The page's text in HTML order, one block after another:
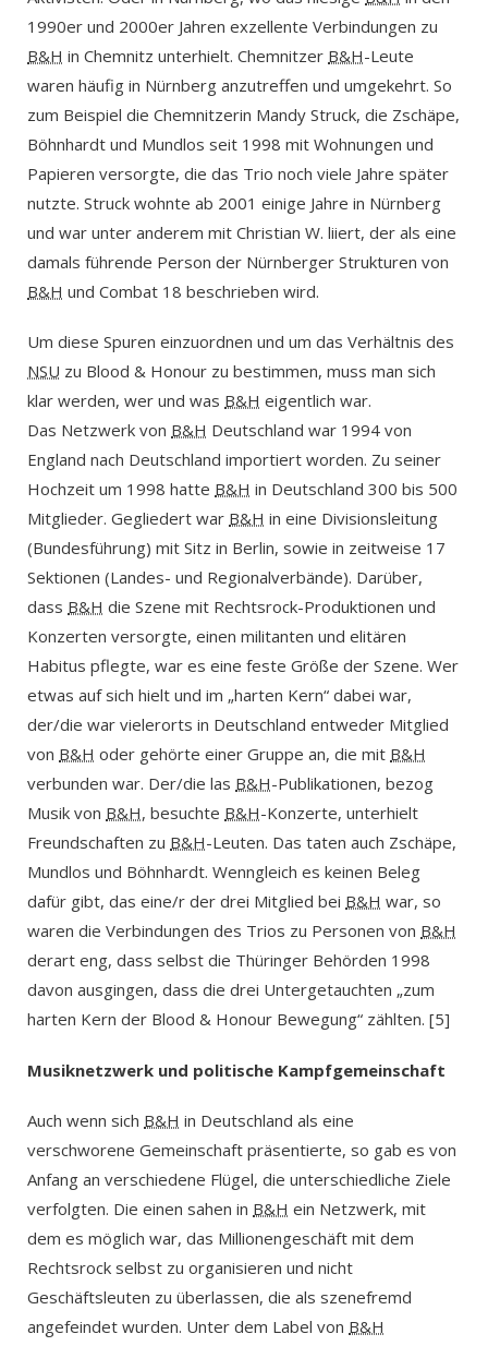
1990er und 2000er Jahren exzellente Verbindungen zu
B&H in Chemnitz unterhielt. Chemnitzer B&H-Leute
waren häufig in Nürnberg anzutreffen und umgekehrt. So
zum Beispiel die Chemnitzerin Mandy Struck, die Zschäpe,
Böhnhardt und Mundlos seit 1998 mit Wohnungen und
Papieren versorgte, die das Trio noch viele Jahre später
nutzte. Struck wohnte ab 2001 einige Jahre in Nürnberg
und war unter anderem mit Christian W. liiert, der als eine
damals führende Person der Nürnberger Strukturen von
B&H und Combat 18 beschrieben wird.
Um diese Spuren einzuordnen und um das Verhältnis des
NSU zu Blood & Honour zu bestimmen, muss man sich
klar werden, wer und was B&H eigentlich war.
Das Netzwerk von B&H Deutschland war 1994 von
England nach Deutschland importiert worden. Zu seiner
Hochzeit um 1998 hatte B&H in Deutschland 300 bis 500
Mitglieder. Gegliedert war B&H in eine Divisionsleitung
(Bundesführung) mit Sitz in Berlin, sowie in zeitweise 17
Sektionen (Landes- und Regionalverbände). Darüber,
dass B&H die Szene mit Rechtsrock-Produktionen und
Konzerten versorgte, einen militanten und elitären
Habitus pflegte, war es eine feste Größe der Szene. Wer
etwas auf sich hielt und im „harten Kern“ dabei war,
der/die war vielerorts in Deutschland entweder Mitglied
von B&H oder gehörte einer Gruppe an, die mit B&H
verbunden war. Der/die las B&H-Publikationen, bezog
Musik von B&H, besuchte B&H-Konzerte, unterhielt
Freundschaften zu B&H-Leuten. Das taten auch Zschäpe,
Mundlos und Böhnhardt. Wenngleich es keinen Beleg
dafür gibt, das eine/r der drei Mitglied bei B&H war, so
waren die Verbindungen des Trios zu Personen von B&H
derart eng, dass selbst die Thüringer Behörden 1998
davon ausgingen, dass die drei Untergetauchten „zum
harten Kern der Blood & Honour Bewegung“ zählten. [5]
Musiknetzwerk und politische Kampfgemeinschaft
Auch wenn sich B&H in Deutschland als eine
verschworene Gemeinschaft präsentierte, so gab es von
Anfang an verschiedene Flügel, die unterschiedliche Ziele
verfolgten. Die einen sahen in B&H ein Netzwerk, mit
dem es möglich war, das Millionengeschäft mit dem
Rechtsrock selbst zu organisieren und nicht
Geschäftsleuten zu überlassen, die als szenefremd
angefeindet wurden. Unter dem Label von B&H